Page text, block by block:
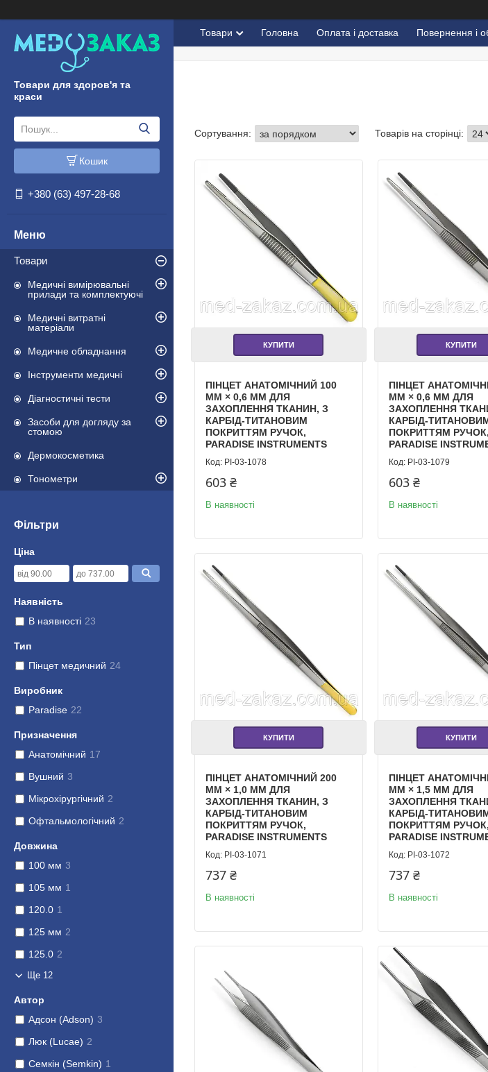
Товари для здоров'я та
краси
Кошик
+380 (63) 497-28-68
Товари
Медичні вимірювальні
прилади та комплектуючі
Медичні витратні
матеріали
Медичне обладнання
Інструменти медичні
Діагностичні тести
Засоби для догляду за
стомою
Дермокосметика
Тонометри
Фільтри
Ціна
Наявність
В наявності 23
Тип
Пінцет медичний 24
Виробник
Paradise 22
Призначення
Анатомічний 17
Вушний 3
Мікрохірургічний 2
Офтальмологічний 2
Довжина
100 мм 3
105 мм 1
120.0 1
125 мм 2
125.0 2
Ще 12
Автор
Адсон (Adson) 3
Люк (Lucae) 2
Семкін (Semkin) 1
Товари Головна Оплата і доставка Повернення і
КУПИТИ
ПІНЦЕТ АНАТОМІЧНИЙ 100
ММ × 0,6 ММ ДЛЯ
ЗАХОПЛЕННЯ ТКАНИН, З
КАРБІД-ТИТАНОВИМ
ПОКРИТТЯМ РУЧОК,
PARADISE INSTRUMENTS
PI-03-1078
603 ₴
В наявності
КУПИТИ
ПІНЦЕТ
ММ × 0,6 ММ ДЛЯ
ЗАХОПЛЕННЯ
КАРБІД-
ПОКРИТТЯМ РУЧОК,
PARADISE
PI-03-1079
603 ₴
В наявності
КУПИТИ
ПІНЦЕТ АНАТОМІЧНИЙ 200
ММ × 1,0 ММ ДЛЯ
ЗАХОПЛЕННЯ ТКАНИН, З
КАРБІД-ТИТАНОВИМ
ПОКРИТТЯМ РУЧОК,
PARADISE INSTRUMENTS
PI-03-1071
737 ₴
В наявності
КУПИТИ
ПІНЦЕТ
ММ × 1,5 ММ ДЛЯ
ЗАХОПЛЕННЯ
КАРБІД-
ПОКРИТТЯМ РУЧОК,
PARADISE
PI-03-1072
737 ₴
В наявності